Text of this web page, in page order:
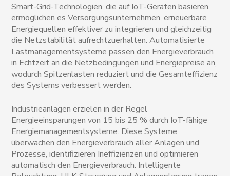
Smart-Grid-Technologien, die auf IoT-Geräten basieren,
ermöglichen es Versorgungsunternehmen, erneuerbare
Energiequellen effektiver zu integrieren und gleichzeitig
die Netzstabilität aufrechtzuerhalten. Automatisierte
Lastmanagementsysteme passen den Energieverbrauch
in Echtzeit an die Netzbedingungen und Energiepreise an,
wodurch Spitzenlasten reduziert und die Gesamteffizienz
des Systems verbessert werden.
Industrieanlagen erzielen in der Regel
Energieeinsparungen von 15 bis 25 % durch IoT-fähige
Energiemanagementsysteme. Diese Systeme
überwachen den Energieverbrauch aller Anlagen und
Prozesse, identifizieren Ineffizienzen und optimieren
automatisch den Energieverbrauch. Intelligente